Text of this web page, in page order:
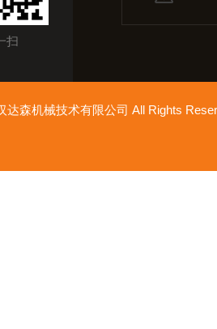
扫
达森机械技术有限公司 All Rights